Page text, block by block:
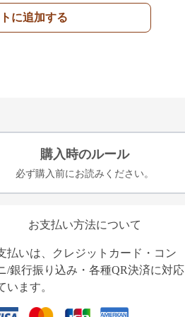
に追加する
購入時のルール
必ず購入前にお読みください。
お支払い方法について
払いは、クレジットカード・コン
/銀行振り込み・各種QR決済に対応
います。